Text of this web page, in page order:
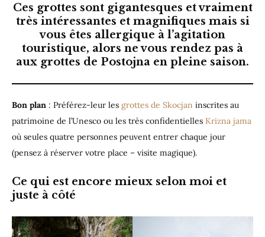
Ces grottes sont gigantesques et vraiment
très intéressantes et magnifiques mais si
vous êtes allergique à l’agitation
touristique, alors ne vous rendez pas à
aux grottes de Postojna en pleine saison.
Bon plan : Préférez-leur les grottes de Skocjan inscrites au
patrimoine de l’Unesco ou les très confidentielles Krizna jama
où seules quatre personnes peuvent entrer chaque jour
(pensez à réserver votre place – visite magique).
Ce qui est encore mieux selon moi et
juste à côté